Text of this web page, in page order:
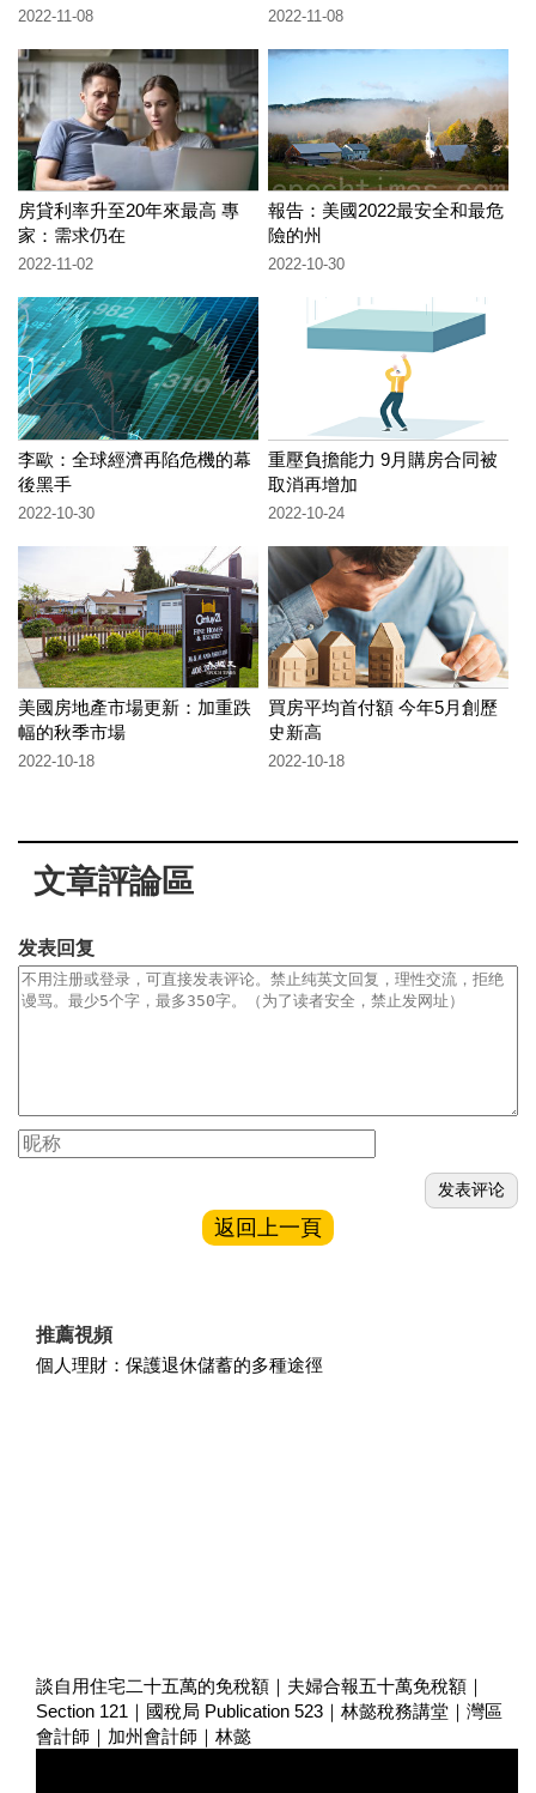
2022-11-08 2022-11-08
房貸利率升至20年來最高 專
家：需求仍在
2022-11-02
報告：美國2022最安全和最危
險的州
2022-10-30
李歐：全球經濟再陷危機的幕
後黑手
2022-10-30
重壓負擔能力 9月購房合同被
取消再增加
2022-10-24
美國房地產市場更新：加重跌
幅的秋季市場
2022-10-18
買房平均首付額 今年5月創歷
史新高
2022-10-18
文章評論區
发表回复
返回上一頁
推薦視頻
個人理財：保護退休儲蓄的多種途徑
談自用住宅二十五萬的免稅額｜夫婦合報五十萬免稅額｜
Section 121｜國稅局 Publication 523｜林懿稅務講堂｜灣區
會計師｜加州會計師｜林懿